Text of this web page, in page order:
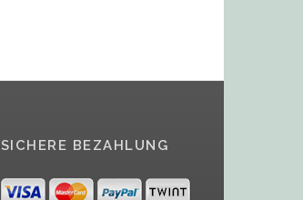
SICHERE BEZAHLUNG